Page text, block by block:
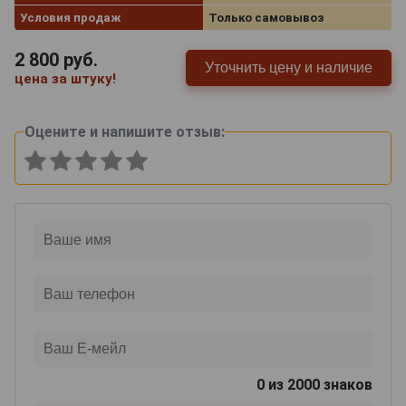
Условия продаж
Только самовывоз
2 800 руб.
цена за штуку!
Уточнить цену и наличие
Оцените и напишите отзыв:
0 из 2000 знаков